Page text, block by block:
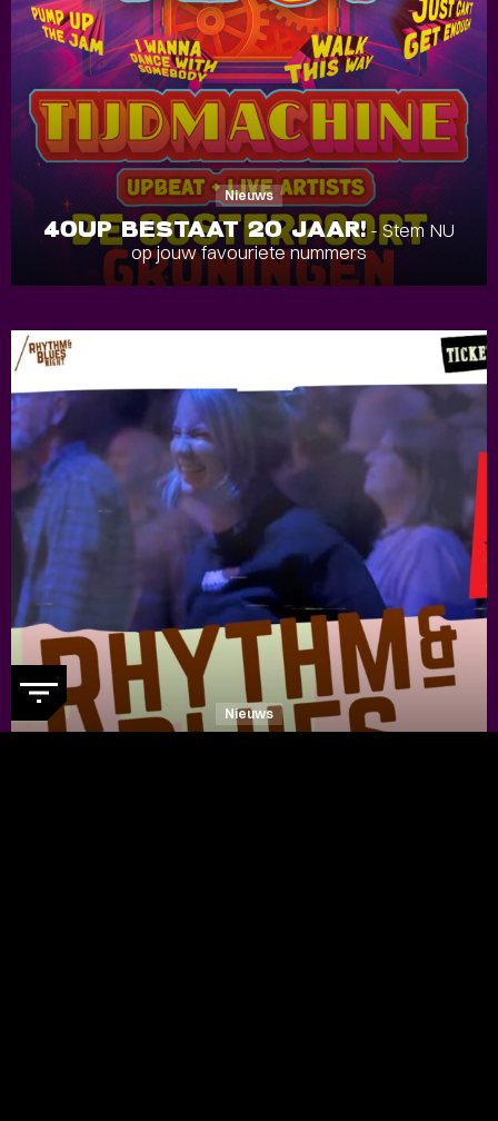
Nieuws
40UP BESTAAT 20 JAAR!- Stem NU
op jouw favouriete nummers
Nieuws